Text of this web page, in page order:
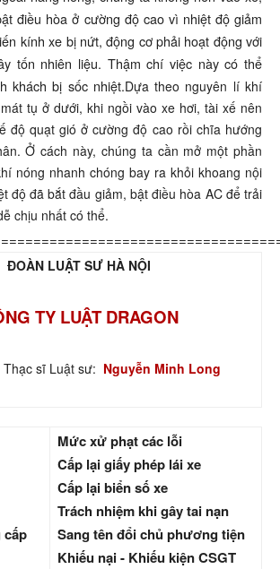
điều hòa ở cường độ cao vì nhiệt độ giảm
kính xe bị nứt, động cơ phải hoạt động với
tốn nhiên liệu. Thậm chí việc này có thể
khách bị sốc nhiệt.Dựa theo nguyên lí khí
tụ ở dưới, khi ngồi vào xe hơi, tài xế nên
độ quạt gió ở cường độ cao rồi chĩa hướng
Ở cách này, chúng ta cần mở một phần
nóng nhanh chóng bay ra khỏi khoang nội
độ đã bắt đầu giảm, bật điều hòa AC để trải
chịu nhất có thể.
ĐOÀN LUẬT SƯ HÀ NỘI
TY LUẬT DRAGON
sĩ Luật sư: Nguyễn Minh Long
cấp
Mức xử phạt các lỗi
Cấp lại giấy phép lái xe
Cấp lại biển số xe
Trách nhiệm khi gây tai nạn
Sang tên đổi chủ phương tiện
Khiếu nại - Khiếu kiện CSGT